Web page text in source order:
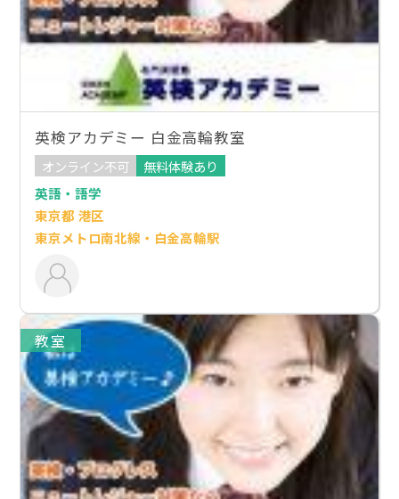
英検アカデミー 白金高輪教室
オンライン不可
無料体験あり
英語・語学
東京都 港区
東京メトロ南北線・白金高輪駅
教室